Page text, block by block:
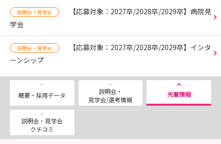
説明会・見学会
【応募対象：2027卒/2028卒/2029卒】病院見
学会
説明会・見学会
【応募対象：2027卒/2028卒/2029卒】インタ
ーンシップ
概要・採用データ
説明会・
見学会/選考情報
先輩情報
説明会・見学会
クチコミ